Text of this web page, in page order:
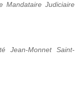
Mandataire Judiciaire
Jean-Monnet Saint-